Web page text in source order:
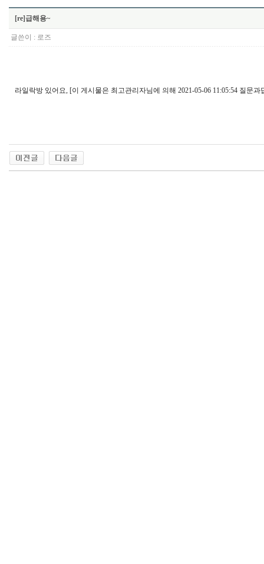
[re]급해용~
글쓴이 : 로즈
라일락방 있어요, [이 게시물은 최고관리자님에 의해 2021-05-06 11:05:54 질문과